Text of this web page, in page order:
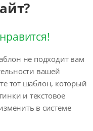
не подходит вам
вашей
тот шаблон, который
и текстовое
в системе